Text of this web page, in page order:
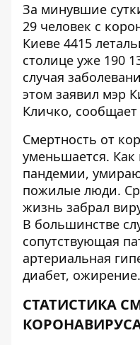
За минувшие
29 человек с
Киеве 4415
столице уже 190
случая
этом заявил мэр
Кличко, сообщает
Смертность от
уменьшается. Как
пандемии,
пожилые люди.
жизнь забрал
В большинстве
сопутствующая
артериальная
диабет, ожирение.
СТАТИСТИКА